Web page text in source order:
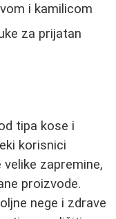
i kamilicom
za prijatan
tipa kose i
korisnici
zapremine,
proizvode.
nege i zdrave